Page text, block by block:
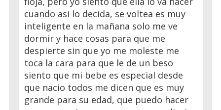
cuando asi lo decida, se voltea es muy
inteligente en la mañana solo me ve
dormir y hace cosas para que me
despierte sin que yo me moleste me
toca la cara para que le de un beso
siento que mi bebe es especial desde
que nacio todos me dicen que es muy
grande para su edad, que puedo hacer